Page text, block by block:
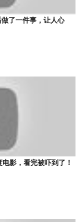
了一件事，让人心
影，看完被吓到了！